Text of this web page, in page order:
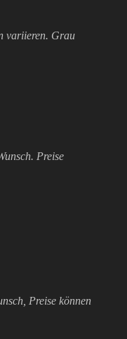
variieren. Grau
Preise
Preise können